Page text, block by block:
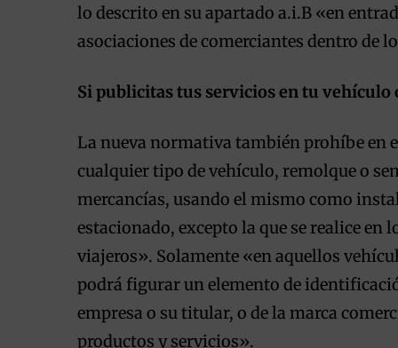
lo descrito en su apartado a.i.B «en
asociaciones de comerciantes dentro
Si publicitas tus servicios en tu vehículo
La nueva normativa también prohíbe en
cualquier tipo de vehículo, remolque o
mercancías, usando el mismo como
estacionado, excepto la que se realice
viajeros». Solamente «en aquellos
podrá figurar un elemento de
empresa o su titular, o de la marca
productos y servicios».